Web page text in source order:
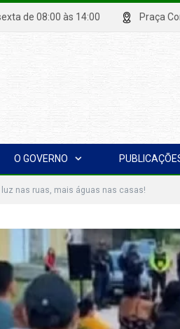
sexta de 08:00 às 14:00 Praça
O GOVERNO
luz nas ruas, mais águas nas casas!